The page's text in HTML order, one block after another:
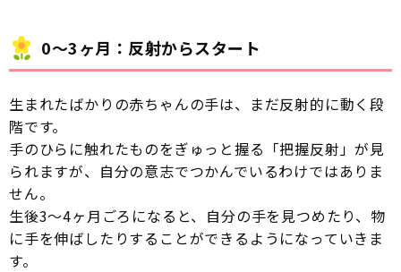
0〜3ヶ月：反射からスタート
生まれたばかりの赤ちゃんの手は、まだ反射的に動く段
階です。
手のひらに触れたものをぎゅっと握る「把握反射」が見
られますが、自分の意志でつかんでいるわけではありま
せん。
生後3〜4ヶ月ごろになると、自分の手を見つめたり、物
に手を伸ばしたりすることができるようになっていきま
す。